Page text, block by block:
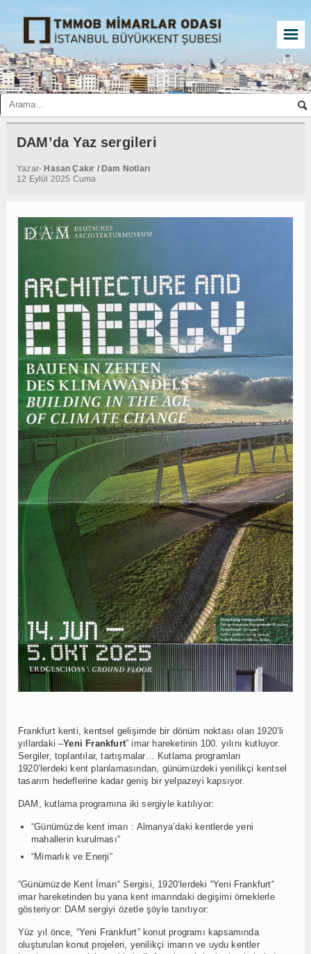
☰
DAM’da Yaz sergileri
Yazar- Hasan Çakır / Dam Notları
12 Eylül 2025 Cuma
Frankfurt kenti, kentsel gelişimde bir dönüm noktası olan 1920’li
yıllardaki –Yeni Frankfurt” imar hareketinin 100. yılını kutluyor.
Sergiler, toplantılar, tartışmalar… Kutlama programları
1920’lerdeki kent planlamasından, günümüzdeki yenilikçi kentsel
tasarım hedeflerine kadar geniş bir yelpazeyi kapsıyor.
DAM, kutlama programına iki sergiyle katılıyor:
“Günümüzde kent imarı : Almanya’daki kentlerde yeni
mahallerin kurulması“
“Mimarlık ve Enerji“
“Günümüzde Kent İmarı“ Sergisi, 1920‘lerdeki “Yeni Frankfurt“
imar hareketinden bu yana kent imarındaki degişimi örneklerle
gösteriyor: DAM sergiyi özetle şöyle tanıtıyor:
Yüz yıl önce, “Yeni Frankfurt” konut programı kapsamında
oluşturulan konut projeleri, yenilikçi imarın ve uydu kentler